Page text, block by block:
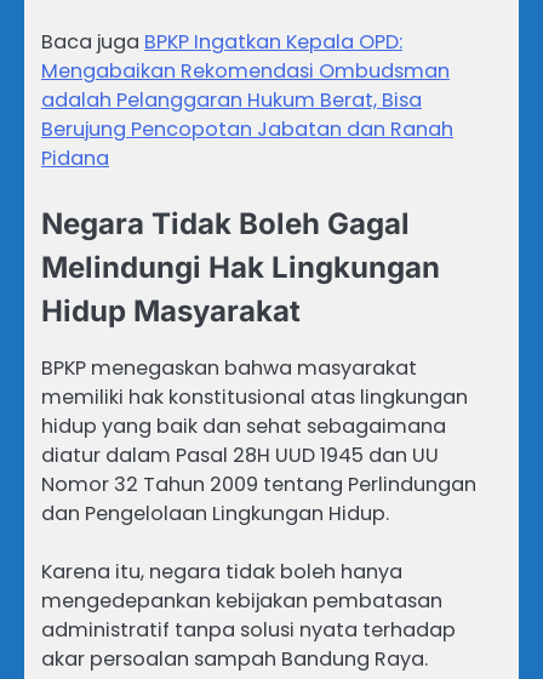
Baca juga BPKP Ingatkan Kepala OPD:
Mengabaikan Rekomendasi Ombudsman
adalah Pelanggaran Hukum Berat, Bisa
Berujung Pencopotan Jabatan dan Ranah
Pidana
Negara Tidak Boleh Gagal
Melindungi Hak Lingkungan
Hidup Masyarakat
BPKP menegaskan bahwa masyarakat
memiliki hak konstitusional atas lingkungan
hidup yang baik dan sehat sebagaimana
diatur dalam Pasal 28H UUD 1945 dan UU
Nomor 32 Tahun 2009 tentang Perlindungan
dan Pengelolaan Lingkungan Hidup.
Karena itu, negara tidak boleh hanya
mengedepankan kebijakan pembatasan
administratif tanpa solusi nyata terhadap
akar persoalan sampah Bandung Raya.